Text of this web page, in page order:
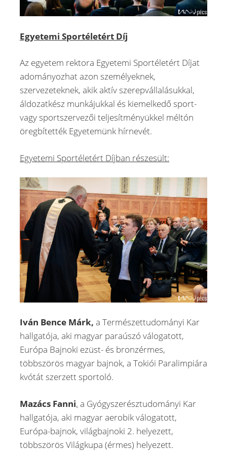
Egyetemi Sportéletért Díj
Az egyetem rektora Egyetemi Sportéletért Díjat
adományozhat azon személyeknek,
szervezeteknek, akik aktív szerepvállalásukkal,
áldozatkész munkájukkal és kiemelkedő sport-
vagy sportszervezői teljesítményükkel méltón
öregbítették Egyetemünk hírnevét.
Egyetemi Sportéletért Díjban részesült:
Iván Bence Márk, a Természettudományi Kar
hallgatója, aki magyar paraúszó válogatott,
Európa Bajnoki ezüst- és bronzérmes,
többszörös magyar bajnok, a Tokiói Paralimpiára
kvótát szerzett sportoló.
Mazács Fanni, a Gyógyszerésztudományi Kar
hallgatója, aki magyar aerobik válogatott,
Európa-bajnok, világbajnoki 2. helyezett,
többszörös Világkupa (érmes) helyezett.